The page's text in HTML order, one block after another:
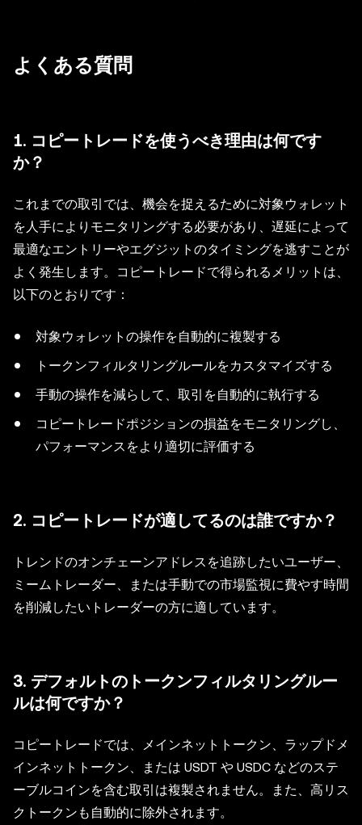
よくある質問
1. コピートレードを使うべき理由は何です
か？
これまでの取引では、機会を捉えるために対象ウォレット
を人手によりモニタリングする必要があり、遅延によって
最適なエントリーやエグジットのタイミングを逃すことが
よく発生します。コピートレードで得られるメリットは、
以下のとおりです：
対象ウォレットの操作を自動的に複製する
トークンフィルタリングルールをカスタマイズする
手動の操作を減らして、取引を自動的に執行する
コピートレードポジションの損益をモニタリングし、
パフォーマンスをより適切に評価する
2. コピートレードが適してるのは誰ですか？
トレンドのオンチェーンアドレスを追跡したいユーザー、
ミームトレーダー、または手動での市場監視に費やす時間
を削減したいトレーダーの方に適しています。
3. デフォルトのトークンフィルタリングルー
ルは何ですか？
コピートレードでは、メインネットトークン、ラップドメ
インネットトークン、または USDT や USDC などのステ
ーブルコインを含む取引は複製されません。また、高リス
クトークンも自動的に除外されます。